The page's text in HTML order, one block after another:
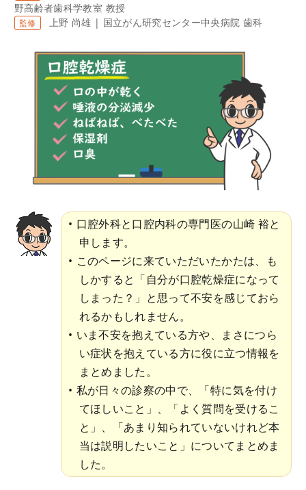
野高齢者歯科学教室 教授
監修 上野 尚雄 | 国立がん研究センター中央病院 歯科
口腔外科と口腔内科の専門医の山崎 裕と
申します。
このページに来ていただいたかたは、も
しかすると「自分が口腔乾燥症になって
しまった？」と思って不安を感じておら
れるかもしれません。
いま不安を抱えている方や、まさにつら
い症状を抱えている方に役に立つ情報を
まとめました。
私が日々の診察の中で、「特に気を付け
てほしいこと」、「よく質問を受けるこ
と」、「あまり知られていないけれど本
当は説明したいこと」についてまとめま
した。